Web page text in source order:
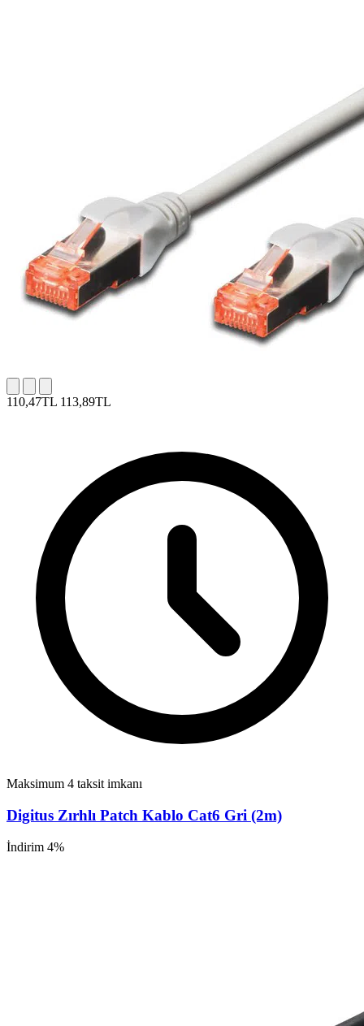
110,47TL 113,89TL
Maksimum 4 taksit imkanı
Digitus Zırhlı Patch Kablo Cat6 Gri (2m)
İndirim 4%